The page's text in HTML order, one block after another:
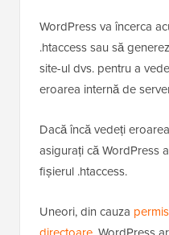
WordPress va încerca
.htaccess sau să
site-ul dvs. pentru a
eroarea internă de
Dacă încă vedeți
asigurați că WordPress
fișierul .htaccess.
Uneori, din cauza